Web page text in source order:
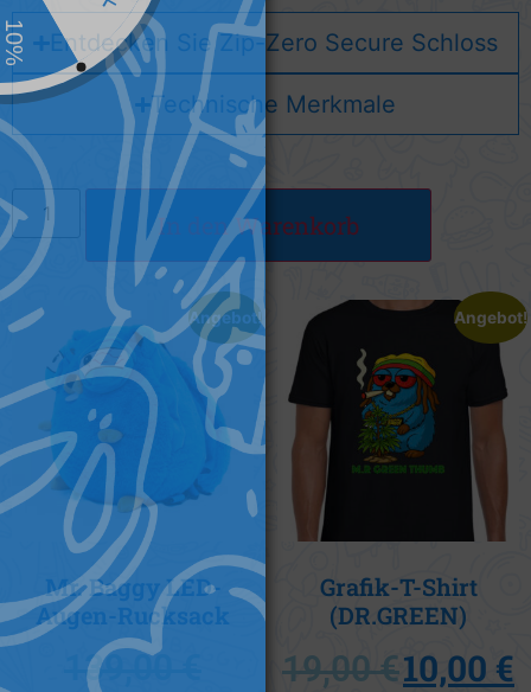
Entdecken Sie Zip-Zero Secure Schloss
Technische Merkmale
In den Warenkorb
Angebot!
Mr. Baggy LED-
Augen-Rucksack
139,00
Angebot!
Grafik-T-Shirt
(DR.GREEN)
19,00€10,00 €